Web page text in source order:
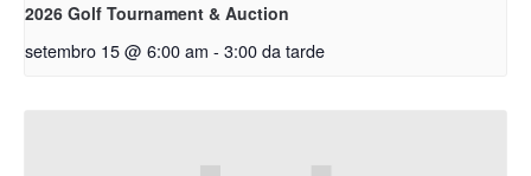
2026 Golf Tournament & Auction
setembro 15 @ 6:00 am - 3:00 da tarde